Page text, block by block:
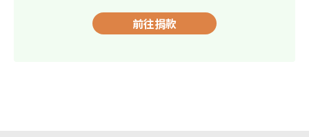
前往捐款